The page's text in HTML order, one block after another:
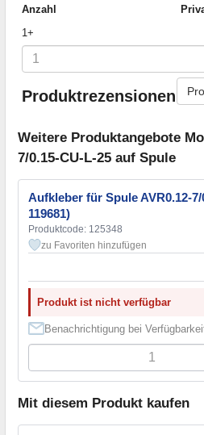
Anzahl
1+
Produktrezensionen
Weitere Produktangebote
7/0.15-CU-L-25 auf Spule
Aufkleber für Spule AVR0.12-
119681)
Produktcode: 125348
zu Favoriten hinzufügen
Produkt ist nicht verfügbar
Benachrichtigung bei
Mit diesem Produkt kaufen